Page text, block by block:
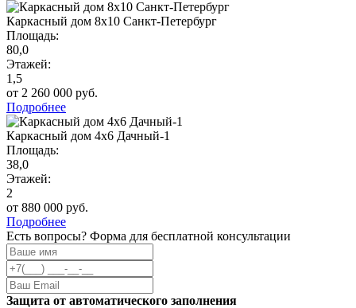
Каркасный дом 8х10 Санкт-Петербург
Площадь:
80,0
Этажей:
1,5
от 2 260 000 руб.
Подробнее
Каркасный дом 4х6 Дачный-1
Площадь:
38,0
Этажей:
2
от 880 000 руб.
Подробнее
Есть вопросы? Форма для бесплатной консультации
Защита от автоматического заполнения